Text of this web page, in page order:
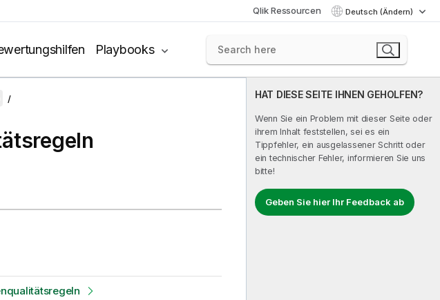
Qlik Ressourcen Deutsch (Ändern)
Playbooks
HAT DIESE SEITE IHNEN GEHOLFEN?
Wenn Sie ein Problem mit dieser Seite oder
ihrem Inhalt feststellen, sei es ein
Tippfehler, ein ausgelassener Schritt oder
ein technischer Fehler, informieren Sie uns
bitte!
Geben Sie hier Ihr Feedback ab